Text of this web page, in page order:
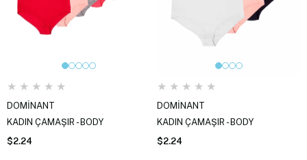
★ ★ ★ ★ ★
DOMİNANT
KADIN ÇAMAŞIR - BODY
$2.24
★ ★ ★ ★ ★
DOMİNANT
KADIN ÇAMAŞIR - BODY
$2.24